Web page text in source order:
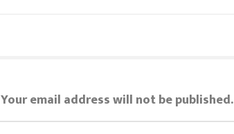
Your email address will not be published.